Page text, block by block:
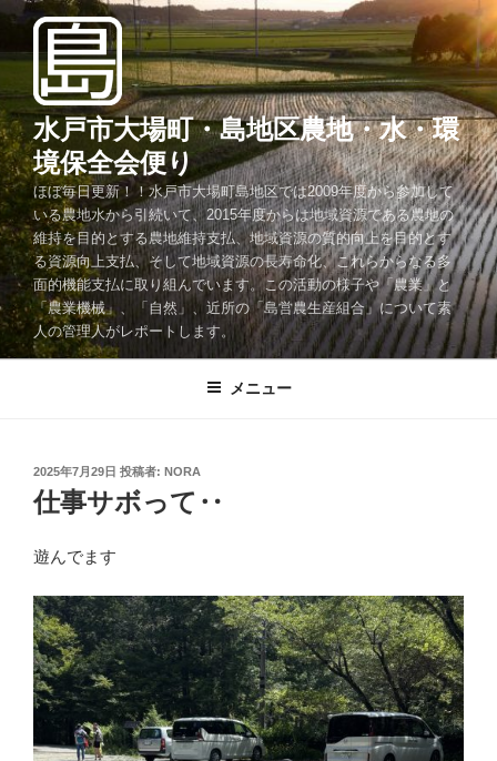
コ
テ
ン
ツ
へ
ス
キ
ッ
プ
水戸市大場町・島地区農地・水・環
境保全会便り
ほぼ毎日更新！！水戸市大場町島地区では2009年度から参加して
いる農地水から引続いて、2015年度からは地域資源である農地の
維持を目的とする農地維持支払、地域資源の質的向上を目的とす
る資源向上支払、そして地域資源の長寿命化、これらからなる多
面的機能支払に取り組んでいます。この活動の様子や「農業」と
「農業機械」、「自然」、近所の「島営農生産組合」について素
人の管理人がレポートします。
メニュー
投
稿
日:
2025年7月29日 投稿者: NORA
仕事サボって‥
遊んでます